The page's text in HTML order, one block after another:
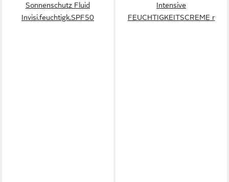
Sonnenschutz Fluid
Invisi.feuchtigk.SPF50
Intensive
FEUCHTIGKEITSCREME r